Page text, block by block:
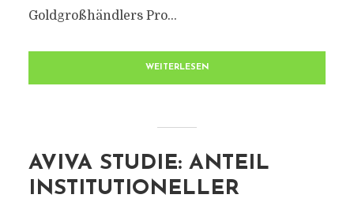
Goldgroßhändlers Pro...
WEITERLESEN
AVIVA STUDIE: ANTEIL
INSTITUTIONELLER